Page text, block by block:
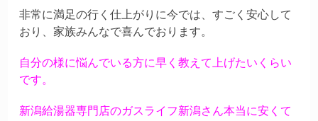
非常に満足の行く仕上がりに今では、すごく安心して
おり、家族みんなで喜んでおります。
自分の様に悩んでいる方に早く教えて上げたいくらい
です。
新潟給湯器専門店のガスライフ新潟さん本当に安くて